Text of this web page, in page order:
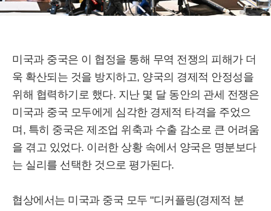
미국과 중국은 이 협정을 통해 무역 전쟁의 피해가 더
욱 확산되는 것을 방지하고, 양국의 경제적 안정성을
위해 협력하기로 했다. 지난 몇 달 동안의 관세 전쟁은
미국과 중국 모두에게 심각한 경제적 타격을 주었으
며, 특히 중국은 제조업 위축과 수출 감소로 큰 어려움
을 겪고 있었다. 이러한 상황 속에서 양국은 명분보다
는 실리를 선택한 것으로 평가된다.
협상에서는 미국과 중국 모두 "디커플링(경제적 분